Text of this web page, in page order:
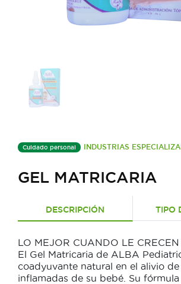
Cuidado personal INDUSTRIAS
GEL MATRICARIA
DESCRIPCIÓN TIPO
LO MEJOR CUANDO LE
El Gel Matricaria de ALBA
coadyuvante natural en el alivio de
inflamadas de su bebé. Su fórmula